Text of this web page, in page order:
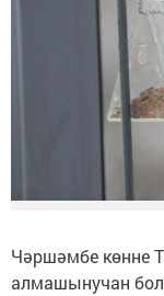
Чәршәмбе көнне
алмашынучан